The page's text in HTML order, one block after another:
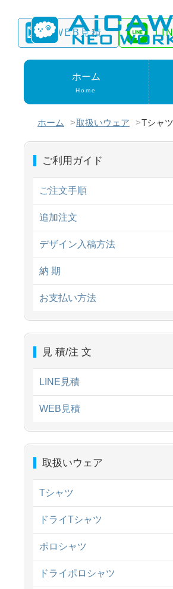
WEB見積
ホーム
Home
ホーム 取扱いウェア Tシャツ
ご利用ガイド
ご注文手順
追加注文
デザイン入稿方法
納 期
お支払い方法
見 積/注 文
LINE見積
WEB見積
取扱いウェア
Tシャツ
ドライTシャツ
ポロシャツ
ドライポロシャツ